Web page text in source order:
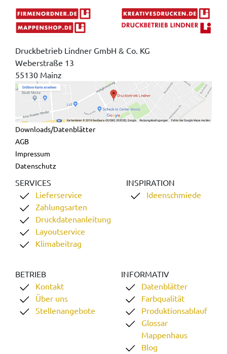
Druckbetrieb Lindner GmbH & Co. KG
Weberstraße 13
55130 Mainz
Downloads/Datenblätter
AGB
Impressum
Datenschutz
SERVICES
Lieferservice
Zahlungsarten
Druckdatenanleitung
Layoutservice
Klimabeitrag
INSPIRATION
Ideenschmiede
BETRIEB
Kontakt
Über uns
Stellenangebote
INFORMATIV
Datenblätter
Farbqualität
Produktionsablauf
Glossar
Mappenhaus
Blog